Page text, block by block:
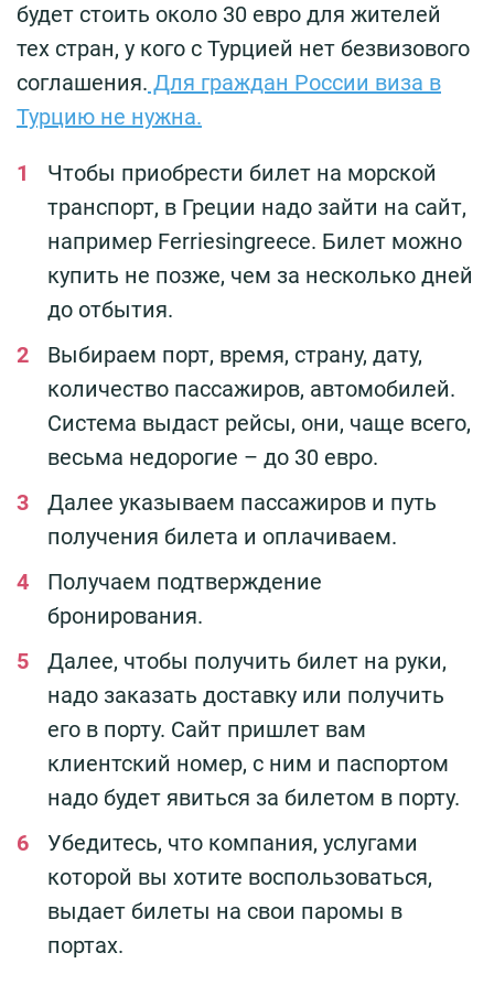
будет стоить около 30 евро для жителей
тех стран, у кого с Турцией нет безвизового
соглашения. Для граждан России виза в
Турцию не нужна.
Чтобы приобрести билет на морской
транспорт, в Греции надо зайти на сайт,
например Ferriesingreece. Билет можно
купить не позже, чем за несколько дней
до отбытия.
Выбираем порт, время, страну, дату,
количество пассажиров, автомобилей.
Система выдаст рейсы, они, чаще всего,
весьма недорогие – до 30 евро.
Далее указываем пассажиров и путь
получения билета и оплачиваем.
Получаем подтверждение
бронирования.
Далее, чтобы получить билет на руки,
надо заказать доставку или получить
его в порту. Сайт пришлет вам
клиентский номер, с ним и паспортом
надо будет явиться за билетом в порту.
Убедитесь, что компания, услугами
которой вы хотите воспользоваться,
выдает билеты на свои паромы в
портах.